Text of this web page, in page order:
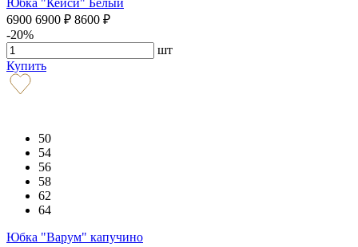
6900 6900 ₽ 8600 ₽
-20%
шт
Купить
50
54
56
58
62
64
Юбка "Варум" капучино